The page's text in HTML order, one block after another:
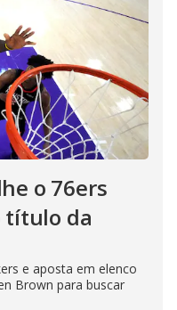
o 76ers
título da
e aposta em elenco
Brown para buscar